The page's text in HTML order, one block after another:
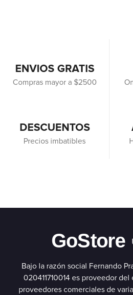
ENVIOS GRATIS
Compras mayor a $2500
DESCUENTOS
Precios imbatibles
GoStore
Bajo la razón social Fernando
020411710014 es proveedor del
proveedores comerciales de